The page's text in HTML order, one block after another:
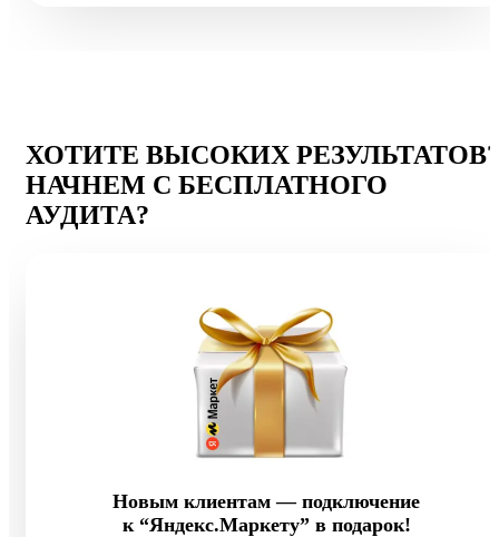
ХОТИТЕ ВЫСОКИХ РЕЗУЛЬТАТОВ?
НАЧНЕМ С БЕСПЛАТНОГО
АУДИТА?
Новым клиентам — подключение
к “Яндекс.Маркету” в подарок!